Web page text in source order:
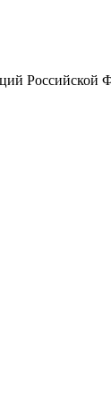
Российской